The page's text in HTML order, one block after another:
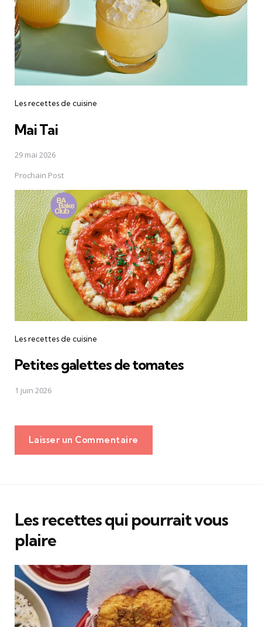
Les recettes de cuisine
Mai Tai
29 mai 2026
Prochain Post
Les recettes de cuisine
Petites galettes de tomates
1 juin 2026
Laisser un Commentaire
Les recettes qui pourrait vous
plaire